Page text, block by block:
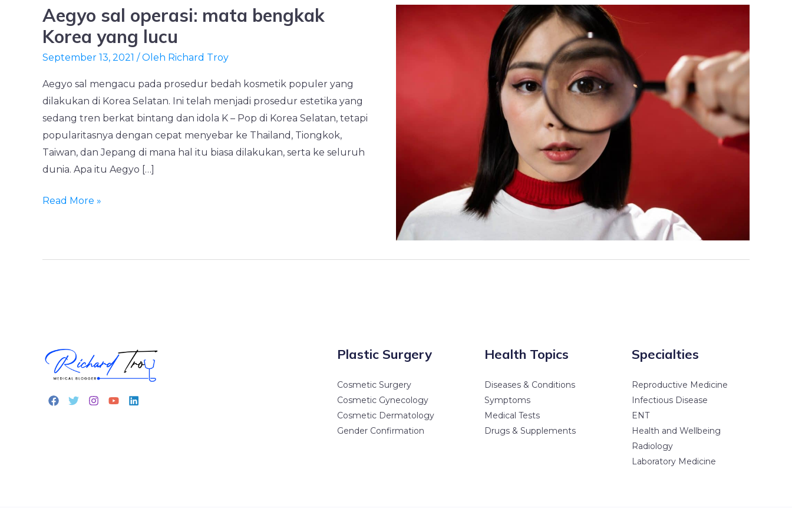
Aegyo sal operasi: mata bengkak
Korea yang lucu
September 13, 2021 / Oleh Richard Troy
Aegyo sal mengacu pada prosedur bedah kosmetik populer yang
dilakukan di Korea Selatan. Ini telah menjadi prosedur estetika yang
sedang tren berkat bintang dan idola K – Pop di Korea Selatan, tetapi
popularitasnya dengan cepat menyebar ke Thailand, Tiongkok,
Taiwan, dan Jepang di mana hal itu biasa dilakukan, serta ke seluruh
dunia. Apa itu Aegyo […]
Aegyo
sal
operasi:
mata
bengkak
Korea
yang
lucu
Read More »
Plastic Surgery
Cosmetic Surgery
Cosmetic Gynecology
Cosmetic Dermatology
Gender Confirmation
Health Topics
Diseases & Conditions
Symptoms
Medical Tests
Drugs & Supplements
Specialties
Reproductive Medicine
Infectious Disease
ENT
Health and Wellbeing
Radiology
Laboratory Medicine